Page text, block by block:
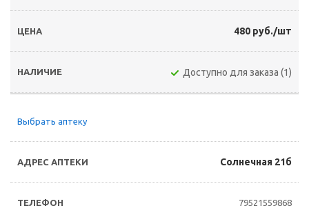
480 руб./шт
Доступно для заказа (1)
Выбрать аптеку
Солнечная 21б
79521559868